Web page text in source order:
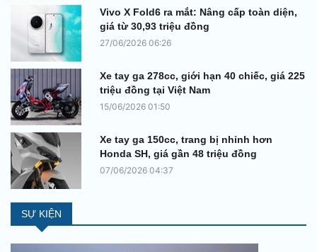
Vivo X Fold6 ra mắt: Nâng cấp toàn diện,
giá từ 30,93 triệu đồng
27/06/2026 06:26
Xe tay ga 278cc, giới hạn 40 chiếc, giá 225
triệu đồng tại Việt Nam
15/06/2026 01:50
Xe tay ga 150cc, trang bị nhỉnh hơn
Honda SH, giá gần 48 triệu đồng
07/06/2026 04:37
SỰ KIỆN